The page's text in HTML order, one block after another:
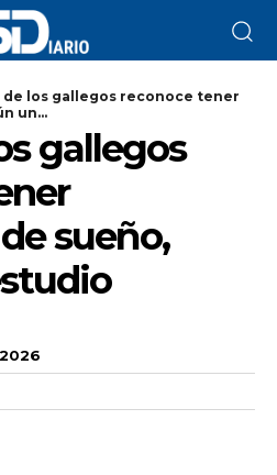
de los gallegos reconoce tener
un...
gallegos
sueño,
2026